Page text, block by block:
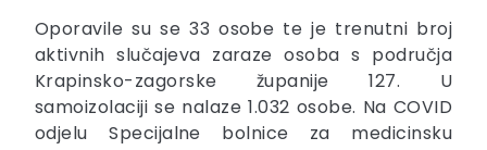
Oporavile su se 33 osobe te je trenutni broj
aktivnih slučajeva zaraze osoba s područja
Krapinsko-zagorske županije 127. U
samoizolaciji se nalaze 1.032 osobe. Na COVID
odjelu Specijalne bolnice za medicinsku